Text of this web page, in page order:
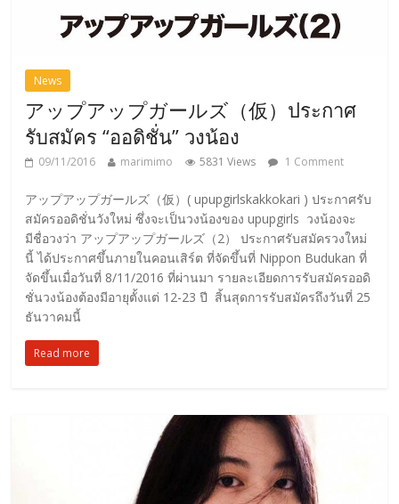
News
アップアップガールズ（仮）ประกาศ
รับสมัคร “ออดิชั่น” วงน้อง
09/11/2016 marimimo 5831 Views 1 Comment
アップアップガールズ（仮）( upupgirlskakkokari ) ประกาศรับ
สมัครออดิชั่นวังใหม่ ซึ่งจะเป็นวงน้องของ upupgirls วงน้องจะ
มีชื่อวงว่า アップアップガールズ（2） ประกาศรับสมัครวงใหม่
นี้ ได้ประกาศขึ้นภายในคอนเสิร์ต ที่จัดขึ้นที่ Nippon Budukan ที่
จัดขึ้นเมื่อวันที่ 8/11/2016 ที่ผ่านมา รายละเอียดการรับสมัครออดิ
ชั่นวงน้องต้องมีอายุตั้งแต่ 12-23 ปี สิ้นสุดการรับสมัครถึงวันที่ 25
ธันวาคมนี้
Read more